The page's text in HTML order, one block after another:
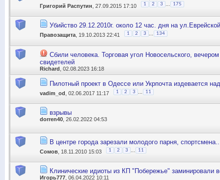
Григорий Распутин , 27.09.2015 17:10 1 2 3 175
Убийство 29.12.2010г. около 12 час. дня на
Правозащита , 19.10.2013 22:41 1 2 3 134
Сбили человека. Торговая угол Новосельского,
свидетелей
Richard , 02.08.2023 16:18
Пилотный проект в Одессе или Укрпочта издевается
vadim_od , 02.06.2017 11:17 1 2 3 11
взрывы
dorren40, 26.02.2022 04:53
В центре города зарезали молодого парня,
Сомов , 18.11.2010 15:03 1 2 3 11
Клинические идиоты из КП "Побережье" заминировали
Игорь777 , 06.04.2022 10:11